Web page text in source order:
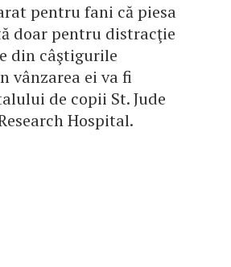
pentru fani că piesa
doar pentru distracţie
din câştigurile
vânzarea ei va fi
de copii St. Jude
Hospital.